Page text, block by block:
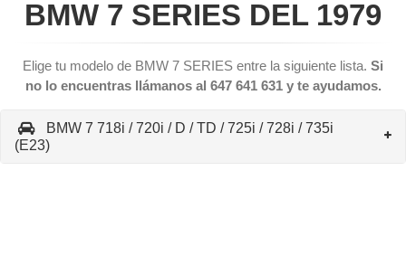
BMW 7 SERIES DEL 1979
Elige tu modelo de BMW 7 SERIES entre la siguiente lista. Si
no lo encuentras llámanos al 647 641 631 y te ayudamos.
BMW 7 718i / 720i / D / TD / 725i / 728i / 735i
(E23)